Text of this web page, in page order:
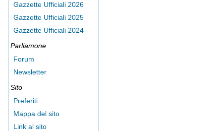
Gazzette Ufficiali 2026
Gazzette Ufficiali 2025
Gazzette Ufficiali 2024
Parliamone
Forum
Newsletter
Sito
Preferiti
Mappa del sito
Link al sito